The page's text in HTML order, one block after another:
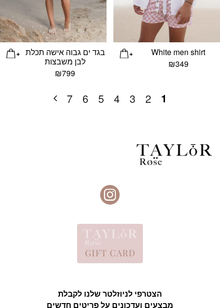
White men shirt
₪349
בגד ים גבוה אישה תכלת
לבן משבצות
₪799
1
2
3
4
5
6
7
הצטרפי לניוזלטר שלנו לקבלת
מבצעים ועדכונים על פריטים חדשים